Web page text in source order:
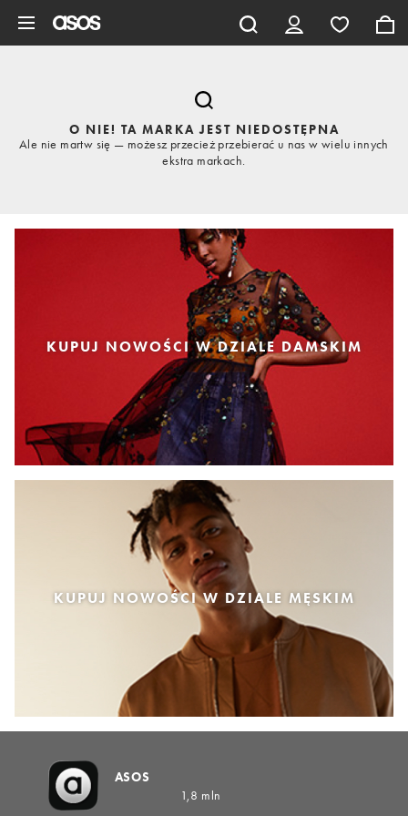
O NIE! TA MARKA JEST NIEDOSTĘPNA
Ale nie martw się — możesz przecież przebierać u nas w wielu innych
ekstra markach.
KUPUJ NOWOŚCI W DZIALE DAMSKIM
KUPUJ NOWOŚCI W DZIALE MĘSKIM
ASOS
1,8 mln